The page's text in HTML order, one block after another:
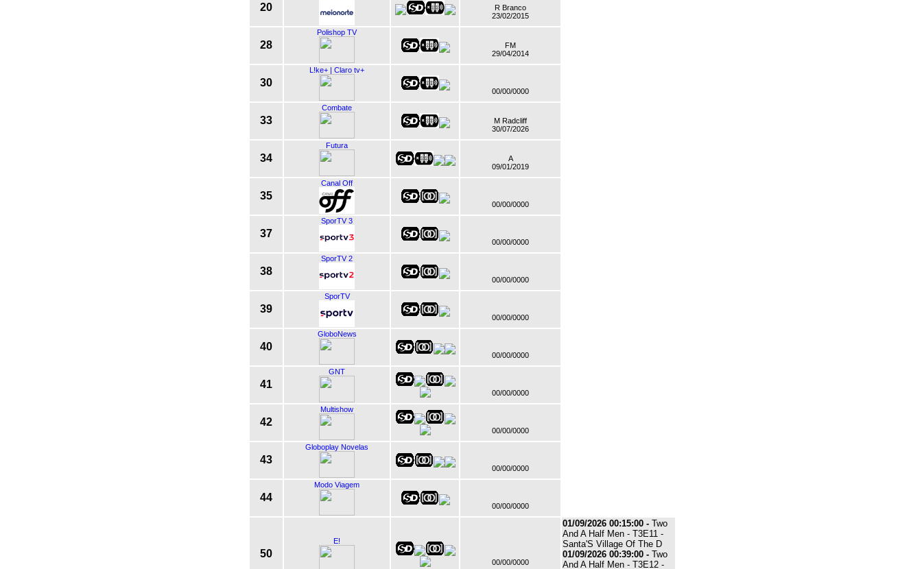
20
R Branco
23/02/2015
28
Polishop TV
FM
29/04/2014
30
L!ke+ | Claro tv+
00/00/0000
33
Combate
M Radcliff
30/07/2026
34
Futura
A
09/01/2019
35
Canal Off
00/00/0000
37
SporTV 3
00/00/0000
38
SporTV 2
00/00/0000
39
SporTV
00/00/0000
40
GloboNews
00/00/0000
41
GNT
00/00/0000
42
Multishow
00/00/0000
43
Globoplay Novelas
00/00/0000
44
Modo Viagem
00/00/0000
50
E!
00/00/0000
01/09/2026 00:15:00 - Two
And A Half Men - T3E11 -
Santa'S Village Of The D
01/09/2026 00:39:00 - Two
And A Half Men - T3E12 -